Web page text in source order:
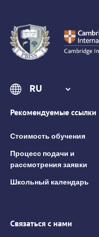
Рекомендуемые ссылки
Стоимость обучения
Процесс подачи и
рассмотрения заявки
Школьный календарь
Связаться с нами